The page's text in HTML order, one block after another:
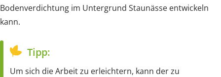
Bodenverdichtung im Untergrund Staunässe entwickeln
kann.
Tipp:
Um sich die Arbeit zu erleichtern, kann der zu